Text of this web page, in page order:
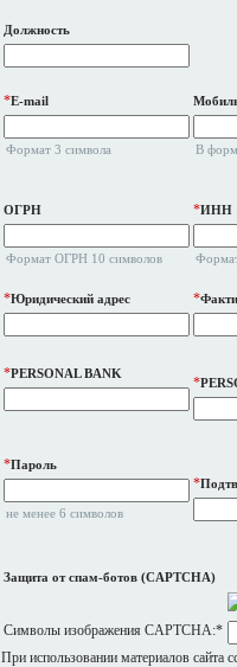
Должность
*E-mail
Формат 3 символа В
ОГРН
Формат ОГРН 10 символов
*ИНН
*Юридический адрес *
*PERSONAL BANK
*
*Пароль
не менее 6 символов
*
Защита от спам-ботов (CAPTCHA)
Символы изображения CAPTCHA:*
При использовании материалов сайта